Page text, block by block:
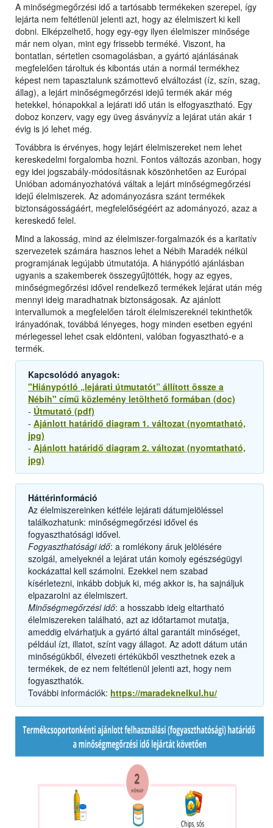
A minőségmegőrzési idő a tartósabb termékeken szerepel, így
lejárta nem feltétlenül jelenti azt, hogy az élelmiszert ki kell
dobni. Elképzelhető, hogy egy-egy ilyen élelmiszer minősége
már nem olyan, mint egy frissebb terméké. Viszont, ha
bontatlan, sértetlen csomagolásban, a gyártó ajánlásának
megfelelően tároltuk és kibontás után a normál termékhez
képest nem tapasztalunk számottevő elváltozást (íz, szín, szag,
állag), a lejárt minőségmegőrzési idejű termék akár még
hetekkel, hónapokkal a lejárati idő után is elfogyasztható. Egy
doboz konzerv, vagy egy üveg ásványvíz a lejárat után akár 1
évig is jó lehet még.
Továbbra is érvényes, hogy lejárt élelmiszereket nem lehet
kereskedelmi forgalomba hozni. Fontos változás azonban, hogy
egy idei jogszabály-módosításnak köszönhetően az Európai
Unióban adományozhatóvá váltak a lejárt minőségmegőrzési
idejű élelmiszerek. Az adományozásra szánt termékek
biztonságosságáért, megfelelőségéért az adományozó, azaz a
kereskedő felel.
Mind a lakosság, mind az élelmiszer-forgalmazók és a karitatív
szervezetek számára hasznos lehet a Nébih Maradék nélkül
programjának legújabb útmutatója. A hiánypótló ajánlásban
ugyanis a szakemberek összegyűjtötték, hogy az egyes,
minőségmegőrzési idővel rendelkező termékek lejárat után még
mennyi ideig maradhatnak biztonságosak. Az ajánlott
intervallumok a megfelelően tárolt élelmiszereknél tekinthetők
irányadónak, továbbá lényeges, hogy minden esetben egyéni
mérlegessel lehet csak eldönteni, valóban fogyasztható-e a
termék.
Kapcsolódó anyagok:
"Hiánypótló „lejárati útmutatót” állított össze a
Nébih" című közlemény letölthető formában (doc)
- Útmutató (pdf)
- Ajánlott határidő diagram 1. változat (nyomtatható,
jpg)
- Ajánlott határidő diagram 2. változat (nyomtatható,
jpg)
Háttérinformáció
Az élelmiszereinken kétféle lejárati dátumjelöléssel
találkozhatunk: minőségmegőrzési idővel és
fogyaszthatósági idővel.
Fogyaszthatósági idő: a romlékony áruk jelölésére
szolgál, amelyeknél a lejárat után komoly egészségügyi
kockázattal kell számolni. Ezekkel nem szabad
kísérletezni, inkább dobjuk ki, még akkor is, ha sajnáljuk
elpazarolni az élelmiszert.
Minőségmegőrzési idő: a hosszabb ideig eltartható
élelmiszereken található, azt az időtartamot mutatja,
ameddig elvárhatjuk a gyártó által garantált minőséget,
például ízt, illatot, színt vagy állagot. Az adott dátum után
minőségükből, élvezeti értékükből veszthetnek ezek a
termékek, de ez nem feltétlenül jelenti azt, hogy nem
fogyaszthatók.
További információk: https://maradeknelkul.hu/